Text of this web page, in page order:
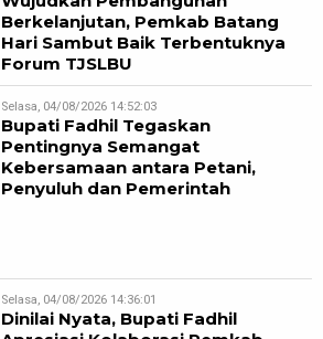
Berkelanjutan, Pemkab Batang
Hari Sambut Baik Terbentuknya
Forum TJSLBU
Selasa, 04/08/2026 14:52:03
Bupati Fadhil Tegaskan
Pentingnya Semangat
Kebersamaan antara Petani,
Penyuluh dan Pemerintah
Selasa, 04/08/2026 14:36:01
Dinilai Nyata, Bupati Fadhil